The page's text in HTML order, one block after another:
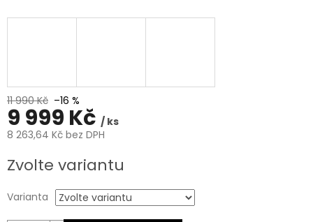
11 990 Kč –16 %
9 999 Kč / ks
8 263,64 Kč bez DPH
cena:
Zvolte variantu
Varianta